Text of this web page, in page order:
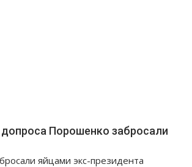
Порошенко забросали
яйцами экс-президента